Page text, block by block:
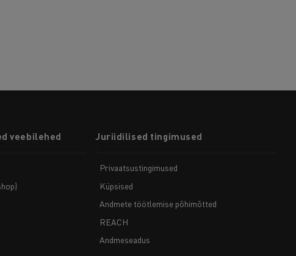
veebilehed Juriidilised tingimused
Privaatsustingimused
Küpsised
Andmete töötlemise põhimõtted
REACH
Andmeseadus